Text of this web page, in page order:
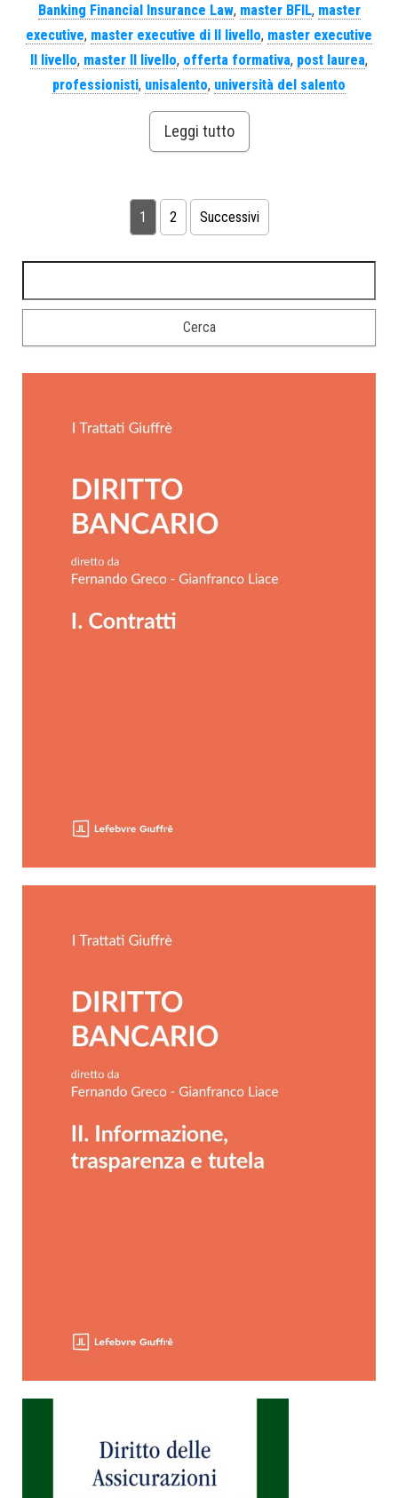
Banking Financial Insurance Law, master BFIL, master
executive, master executive di II livello, master executive
II livello, master II livello, offerta formativa, post laurea,
professionisti, unisalento, università del salento
Leggi tutto
1 2 Successivi